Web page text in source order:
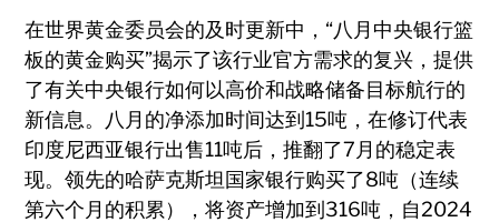
在世界黄金委员会的及时更新中，“八月中央银行篮
板的黄金购买”揭示了该行业官方需求的复兴，提供
了有关中央银行如何以高价和战略储备目标航行的
新信息。八月的净添加时间达到15吨，在修订代表
印度尼西亚银行出售11吨后，推翻了7月的稳定表
现。领先的哈萨克斯坦国家银行购买了8吨（连续
第六个月的积累），将资产增加到316吨，自2024